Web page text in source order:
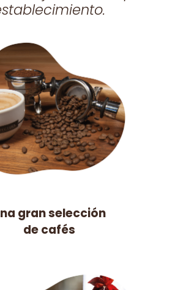
gran selección
de cafés